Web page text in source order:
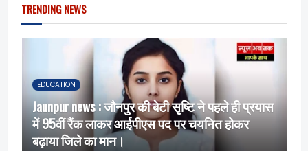
TRENDING NEWS
EDUCATION
Jaunpur news : जौनपुर की बेटी सृष्टि ने पहले ही प्रयास
में 95वीं रैंक लाकर आईपीएस पद पर चयनित होकर
बढ़ाया जिले का मान।